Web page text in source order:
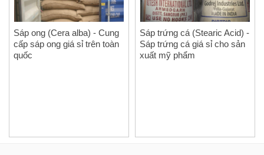
Sáp ong (Cera alba) - Cung
cấp sáp ong giá sỉ trên toàn
quốc
Sáp trứng cá (Stearic Acid) -
Sáp trứng cá giá sỉ cho sản
xuất mỹ phẩm